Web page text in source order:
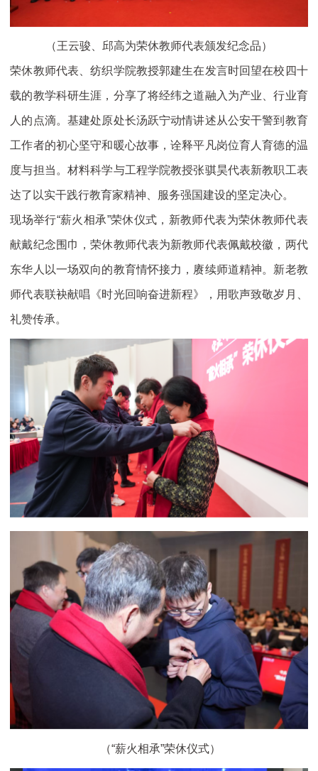
（王云骏、邱高为荣休教师代表颁发纪念品）
荣休教师代表、纺织学院教授郭建生在发言时回望在校四十
载的教学科研生涯，分享了将经纬之道融入为产业、行业育
人的点滴。基建处原处长汤跃宁动情讲述从公安干警到教育
工作者的初心坚守和暖心故事，诠释平凡岗位育人育德的温
度与担当。材料科学与工程学院教授张骐昊代表新教职工表
达了以实干践行教育家精神、服务强国建设的坚定决心。
现场举行“薪火相承”荣休仪式，新教师代表为荣休教师代表
献戴纪念围巾，荣休教师代表为新教师代表佩戴校徽，两代
东华人以一场双向的教育情怀接力，赓续师道精神。新老教
师代表联袂献唱《时光回响奋进新程》，用歌声致敬岁月、
礼赞传承。
（“薪火相承”荣休仪式）